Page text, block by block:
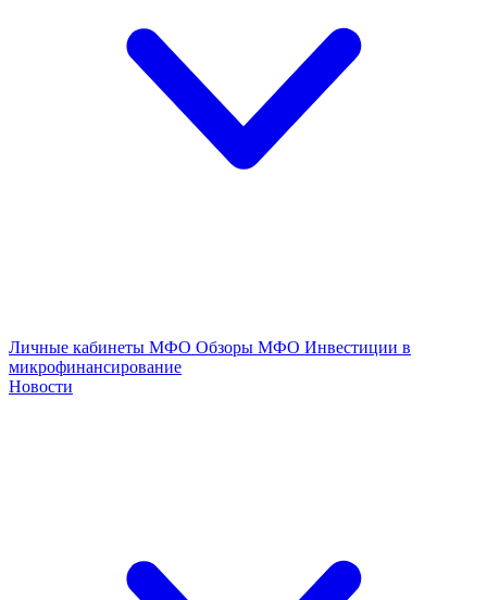
Личные кабинеты МФО Обзоры МФО Инвестиции в
микрофинансирование
Новости